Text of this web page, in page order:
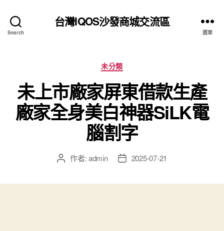
Search
台灣IQOS沙發商城交流區
選單
分
類
未分類
未上市廠家屏東借款生產
廠家全身美白神器SiLK電
腦割字
文 作者: admin
文 2025-07-21